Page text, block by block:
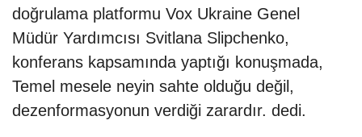
doğrulama platformu Vox Ukraine Genel
Müdür Yardımcısı Svitlana Slipchenko,
konferans kapsamında yaptığı konuşmada,
Temel mesele neyin sahte olduğu değil,
dezenformasyonun verdiği zarardır. dedi.